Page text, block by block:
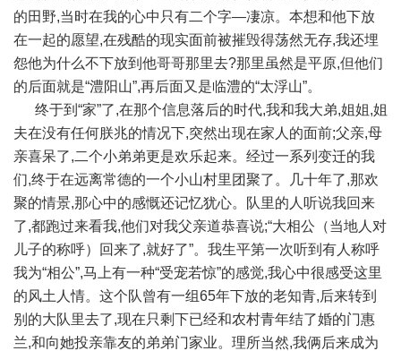
的田野,当时在我的心中只有二个字—凄凉。本想和他下放
在一起的愿望,在残酷的现实面前被摧毁得荡然无存,我还埋
怨他为什么不下放到他哥哥那里去?那里虽然是平原,但他们
的后面就是“澧阳山”,再后面又是临澧的“太浮山”。
终于到“家”了,在那个信息落后的时代,我和我大弟,姐姐,姐
夫在没有任何朕兆的情况下,突然出现在家人的面前;父亲,母
亲喜呆了,二个小弟弟更是欢乐起来。经过一系列变迁的我
们,终于在远离常德的一个小山村里团聚了。几十年了,那欢
聚的情景,那心中的感慨还记忆犹心。队里的人听说我回来
了,都跑过来看我,他们对我父亲道恭喜说;“大相公（当地人对
儿子的称呼）回来了,就好了”。我生平第一次听到有人称呼
我为“相公”,马上有一种“受宠若惊”的感觉,我心中很感受这里
的风土人情。这个队曾有一组65年下放的老知青,后来转到
别的大队里去了,现在只剩下已经和农村青年结了婚的门惠
兰,和向她投亲靠友的弟弟门家业。理所当然,我俩后来成为